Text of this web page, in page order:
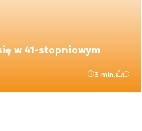
w 41-stopniowym
3 min.